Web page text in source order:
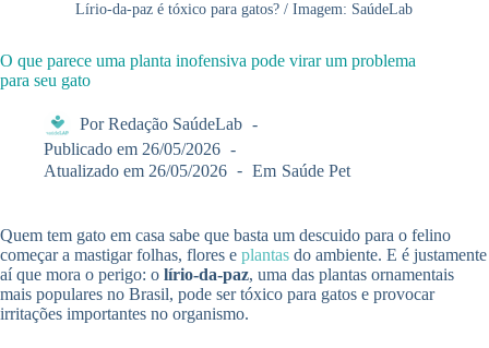
Lírio-da-paz é tóxico para gatos? / Imagem: SaúdeLab
O que parece uma planta inofensiva pode virar um problema
para seu gato
Por Redação SaúdeLab
Publicado em 26/05/2026
Atualizado em 26/05/2026 Em Saúde Pet
Quem tem gato em casa sabe que basta um descuido para o felino
começar a mastigar folhas, flores e plantas do ambiente. E é justamente
aí que mora o perigo: o lírio-da-paz, uma das plantas ornamentais
mais populares no Brasil, pode ser tóxico para gatos e provocar
irritações importantes no organismo.